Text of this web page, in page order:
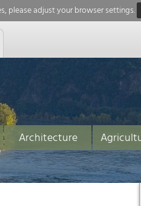
please adjust your browser settings.
Architecture